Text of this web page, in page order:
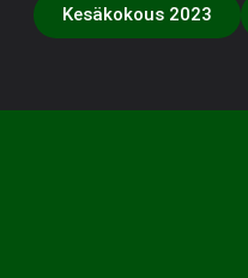
Kesäkokous 2023